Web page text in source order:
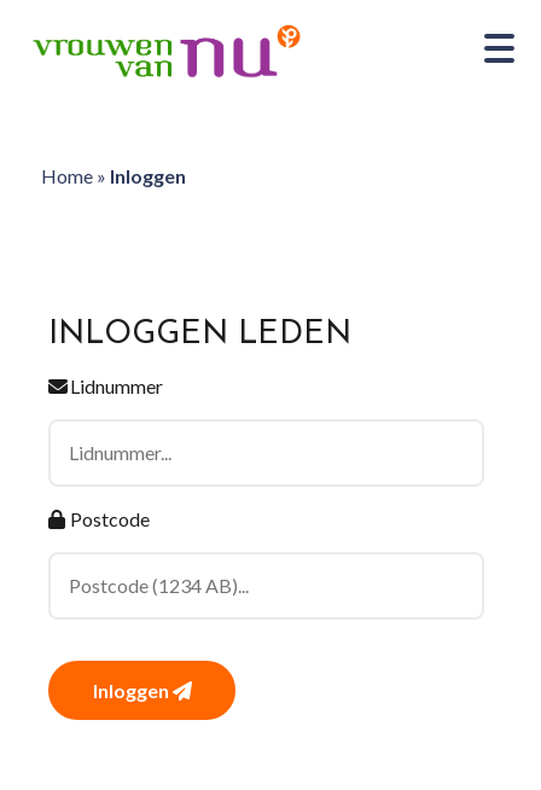
Home» Inloggen
INLOGGEN LEDEN
Lidnummer
Postcode
Inloggen